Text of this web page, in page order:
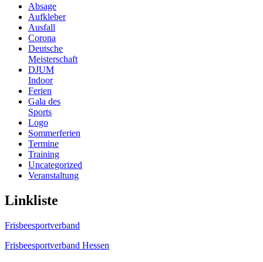
Absage
Aufkleber
Ausfall
Corona
Deutsche
Meisterschaft
DJUM
Indoor
Ferien
Gala des
Sports
Logo
Sommerferien
Termine
Training
Uncategorized
Veranstaltung
Linkliste
Frisbeesportverband
Frisbeesportverband Hessen